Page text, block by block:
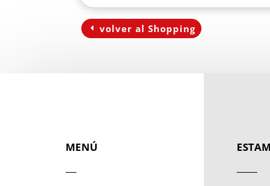
volver al Shopping
MENÚ